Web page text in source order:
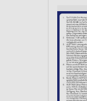
Analyse von
Entwicklung und
Verwendung
IAB-Besonderheiten: